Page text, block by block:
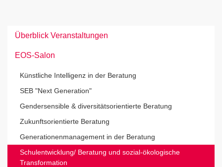
Überblick Veranstaltungen
EOS-Salon
Künstliche Intelligenz in der Beratung
SEB "Next Generation"
Gendersensible & diversitätsorientierte Beratung
Zukunftsorientierte Beratung
Generationenmanagement in der Beratung
Schulentwicklung/ Beratung und sozial-ökologische
Transformation